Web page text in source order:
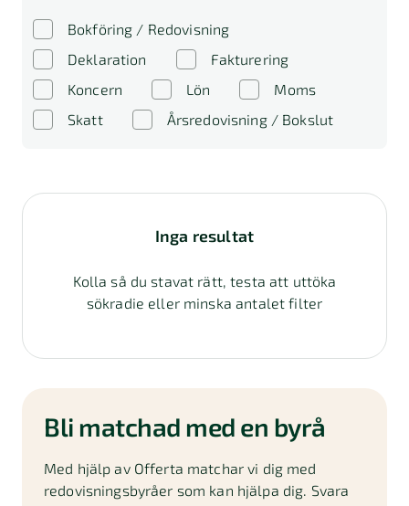
Bokföring / Redovisning
Deklaration
Fakturering
Koncern
Lön
Moms
Skatt
Årsredovisning / Bokslut
Inga resultat
Kolla så du stavat rätt, testa att uttöka
sökradie eller minska antalet filter
Bli matchad med en byrå
Med hjälp av Offerta matchar vi dig med
redovisningsbyråer som kan hjälpa dig. Svara